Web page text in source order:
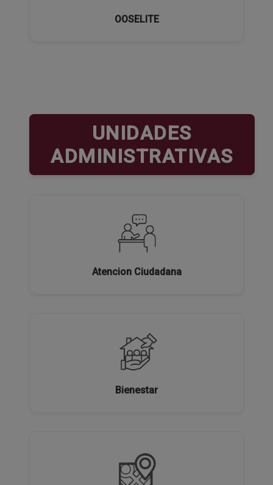
OOSELITE
UNIDADES
ADMINISTRATIVAS
Atencion Ciudadana
Bienestar